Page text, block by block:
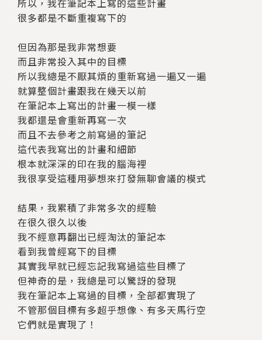
所以，我在筆記本上寫的這些計畫
很多都是不斷重複寫下的
但因為那是我非常想要
而且非常投入其中的目標
所以我總是不厭其煩的重新寫過一遍又一遍
就算整個計畫跟我在幾天以前
在筆記本上寫出的計畫一模一樣
我都還是會重新再寫一次
而且不去參考之前寫過的筆記
這代表我寫出的計畫和細節
根本就深深的印在我的腦海裡
我很享受這種用夢想來打發無聊會議的模式
結果，我累積了非常多次的經驗
在很久很久以後
我不經意再翻出已經淘汰的筆記本
看到我曾經寫下的目標
其實我早就已經忘記我寫過這些目標了
但神奇的是，我總是可以驚訝的發現
我在筆記本上寫過的目標，全部都實現了
不管那個目標有多超乎想像、有多天馬行空
它們就是實現了！